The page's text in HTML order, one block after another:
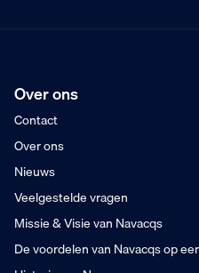
Over ons
Contact
Over ons
Nieuws
Veelgestelde vragen
Missie & Visie van Navacqs
De voordelen van Navacqs op